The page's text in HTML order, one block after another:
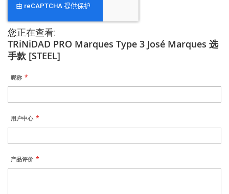
您正在查看:
TRiNiDAD PRO Marques Type 3 José Marques 选
手款 [STEEL]
昵称
用户中心
产品评价